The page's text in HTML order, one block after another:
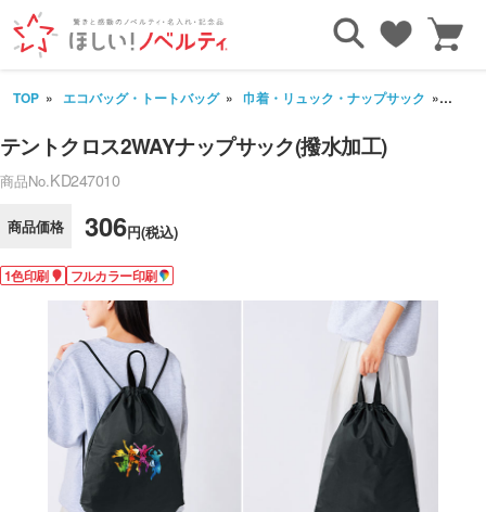
TOP エコバッグ・トートバッグ 巾着・リュック・ナップサック テン
テントクロス2WAYナップサック(撥水加工)
商品No.KD247010
商品価格 306円(税込)
1色印刷 フルカラー印刷